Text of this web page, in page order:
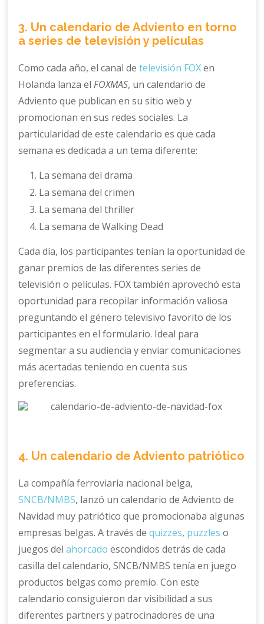
3. Un calendario de Adviento en torno
a series de televisión y películas
Como cada año, el canal detelevisión FOXen
Holanda lanza elFOXMAS, un calendario de
Adviento que publican en su sitio web y
promocionan en sus redes sociales. La
particularidad de este calendario es que cada
semana es dedicada a un tema diferente:
La semana del drama
La semana del crimen
La semana del thriller
La semana de Walking Dead
Cada día, los participantes tenían la oportunidad de
ganar premios de las diferentes series de
televisión o películas. FOX también aprovechó esta
oportunidad para recopilar información valiosa
preguntando el género televisivo favorito de los
participantes en el formulario. Ideal para
segmentar a su audiencia y enviar comunicaciones
más acertadas teniendo en cuenta sus
preferencias.
4. Un calendario de Adviento patriótico
La compañía ferroviaria nacional belga,
SNCB/NMBS, lanzó un calendario de Adviento de
Navidad muy patriótico que promocionaba algunas
empresas belgas. A través dequizzes, puzzles o
juegos delahorcado escondidos detrás de cada
casilla del calendario, SNCB/NMBS tenía en juego
productos belgas como premio. Con este
calendario consiguieron dar visibilidad a sus
diferentes partners y patrocinadores de una